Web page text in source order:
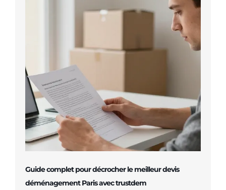
Guide complet pour décrocher le meilleur devis
déménagement Paris avec trustdem